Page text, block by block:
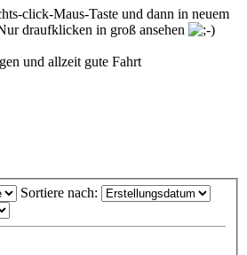
click-Maus-Taste und dann in neuem
draufklicken in groß ansehen
und allzeit gute Fahrt
Sortiere nach: